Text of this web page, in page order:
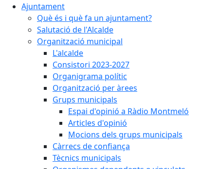
Ajuntament
Què és i què fa un ajuntament?
Salutació de l'Alcalde
Organització municipal
L'alcalde
Consistori 2023-2027
Organigrama polític
Organització per àrees
Grups municipals
Espai d'opinió a Ràdio Montmeló
Articles d'opinió
Mocions dels grups municipals
Càrrecs de confiança
Tècnics municipals